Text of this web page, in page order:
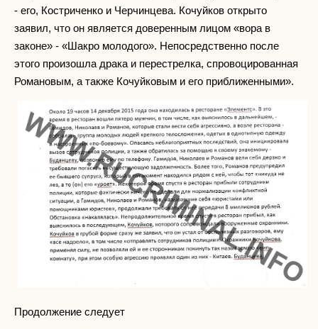
- его, Костриченко и Черчинцева. Кочуйков открыто
заявил, что он является доверенным лицом «вора в
законе» - «Шакро молодого». Непосредственно после
этого произошла драка и перестрелка, спровоцированная
Романовым, а также Кочуйковым и его приближенными».
Продолжение следует